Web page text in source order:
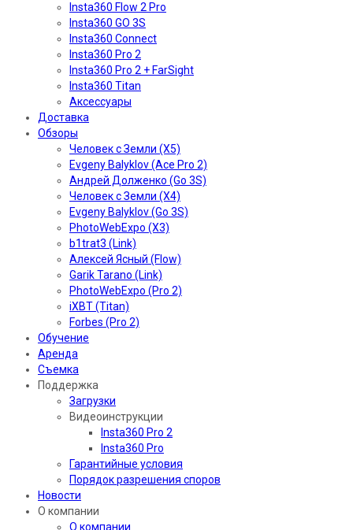
Insta360 Flow 2 Pro
Insta360 GO 3S
Insta360 Connect
Insta360 Pro 2
Insta360 Pro 2 + FarSight
Insta360 Titan
Аксессуары
Доставка
Обзоры
Человек с Земли (X5)
Evgeny Balyklov (Ace Pro 2)
Андрей Долженко (Go 3S)
Человек с Земли (X4)
Evgeny Balyklov (Go 3S)
PhotoWebExpo (X3)
b1trat3 (Link)
Алексей Ясный (Flow)
Garik Tarano (Link)
PhotoWebExpo (Pro 2)
iXBT (Titan)
Forbes (Pro 2)
Обучение
Аренда
Съемка
Поддержка
Загрузки
Видеоинструкции
Insta360 Pro 2
Insta360 Pro
Гарантийные условия
Порядок разрешения споров
Новости
О компании
О компании